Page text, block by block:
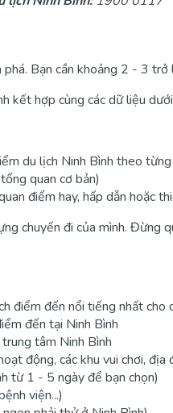
Bạn cần khoảng 2 - 3
kết hợp cùng các dữ liệu
du lịch Ninh Bình theo
quan cơ bản)
điểm hay, hấp dẫn hoặc
chuyến đi của mình. Đừng
điểm đến nổi tiếng nhất cho
đến tại Ninh Bình
tâm Ninh Bình
động, các khu vui chơi, địa
từ 1 - 5 ngày để bạn chọn)
viện...)